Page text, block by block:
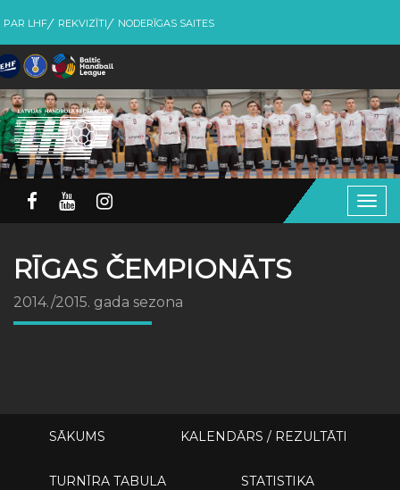
PAR LHF REKVIZĪTI NODERĪGAS SAITES
RĪGAS ČEMPIONĀTS
2014./2015. gada sezona
SĀKUMS KALENDĀRS / REZULTĀTI
TURNĪRA TABULA STATISTIKA